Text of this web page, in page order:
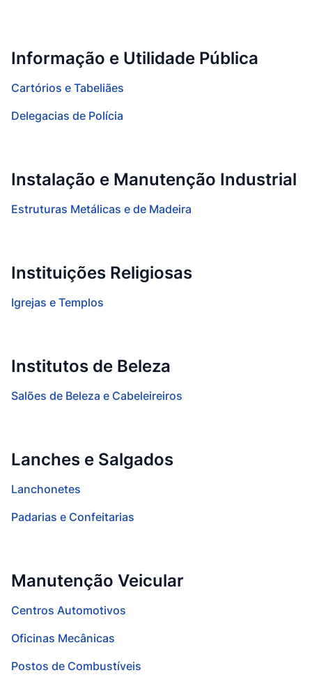
Informação e Utilidade Pública
Cartórios e Tabeliães
Delegacias de Polícia
Instalação e Manutenção Industrial
Estruturas Metálicas e de Madeira
Instituições Religiosas
Igrejas e Templos
Institutos de Beleza
Salões de Beleza e Cabeleireiros
Lanches e Salgados
Lanchonetes
Padarias e Confeitarias
Manutenção Veicular
Centros Automotivos
Oficinas Mecânicas
Postos de Combustíveis